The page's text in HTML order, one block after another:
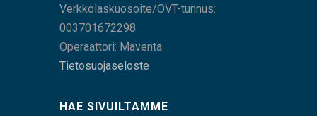
Verkkolaskuosoite/OVT-tunnus:
003701672298
Operaattori: Maventa
Tietosuojaseloste
HAE SIVUILTAMME